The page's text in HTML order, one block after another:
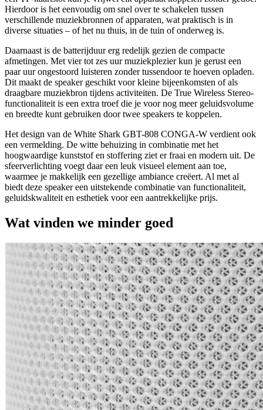
Hierdoor is het eenvoudig om snel over te schakelen tussen
verschillende muziekbronnen of apparaten, wat praktisch is in
diverse situaties – of het nu thuis, in de tuin of onderweg is.
Daarnaast is de batterijduur erg redelijk gezien de compacte
afmetingen. Met vier tot zes uur muziekplezier kun je gerust een
paar uur ongestoord luisteren zonder tussendoor te hoeven opladen.
Dit maakt de speaker geschikt voor kleine bijeenkomsten of als
draagbare muziekbron tijdens activiteiten. De True Wireless Stereo-
functionaliteit is een extra troef die je voor nog meer geluidsvolume
en breedte kunt gebruiken door twee speakers te koppelen.
Het design van de White Shark GBT-808 CONGA-W verdient ook
een vermelding. De witte behuizing in combinatie met het
hoogwaardige kunststof en stoffering ziet er fraai en modern uit. De
sfeerverlichting voegt daar een leuk visueel element aan toe,
waarmee je makkelijk een gezellige ambiance creëert. Al met al
biedt deze speaker een uitstekende combinatie van functionaliteit,
geluidskwaliteit en esthetiek voor een aantrekkelijke prijs.
Wat vinden we minder goed